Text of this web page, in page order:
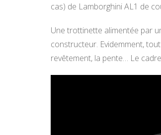
cas) de Lamborghini AL1 de
Une trottinette alimentée par
constructeur. Evidemment,
revêtement, la pente… Le